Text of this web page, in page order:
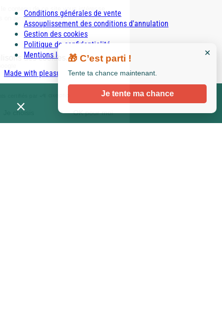
Conditions générales de vente
Assouplissement des conditions d'annulation
Gestion des cookies
Politique de confidentialité
Mentions légales
Made with pleasure with
✕
🎁 C’est parti !
Tente ta chance maintenant.
Je tente ma chance